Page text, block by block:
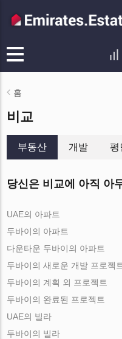
홈
비교
부동산 개발 평
당신은 비교에 아직 아
UAE의 아파트
두바이의 아파트
다운타운 두바이의 아파트
두바이의 새로운 개발 프로젝
두바이의 계획 외 프로젝트
두바이의 완료된 프로젝트
UAE의 빌라
두바이의 빌라